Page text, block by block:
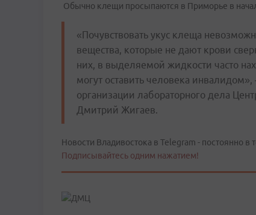
Обычно клещи просыпаются в Приморье в
«Почувствовать укус клеща
вещества, которые не дают крови
них, в выделяемой жидкости часто
могут оставить человека
организации лабораторного дела
Дмитрий Жигаев.
Новости Владивостока в Telegram - постоянно в
Подписывайтесь одним нажатием!